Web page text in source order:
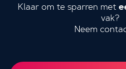
Klaar om te sparren met
vak?
Neem